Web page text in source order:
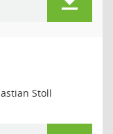
Stoll